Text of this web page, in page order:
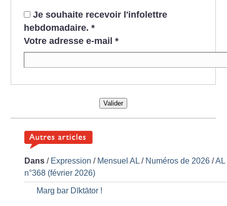
Je souhaite recevoir l'infolettre
hebdomadaire. *
Votre adresse e-mail *
Valider
Dans / Expression / Mensuel AL / Numéros de 2026 /AL
n°368 (février 2026)
Marg bar Dīktātor !